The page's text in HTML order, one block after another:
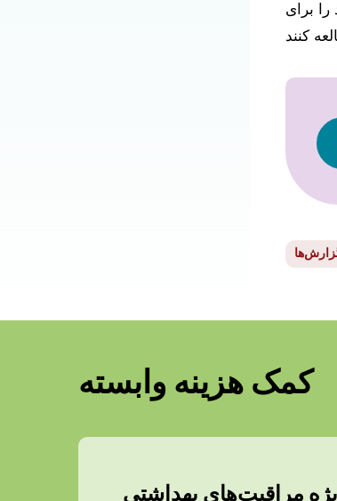
برای
کمک هزینه وابسته
مراقبت‌های بهداشتی